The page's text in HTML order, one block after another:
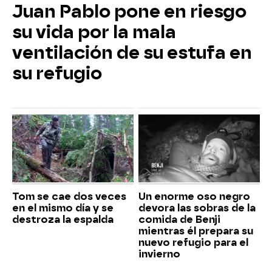
Juan Pablo pone en riesgo
su vida por la mala
ventilación de su estufa en
su refugio
Tom se cae dos veces
en el mismo día y se
destroza la espalda
Un enorme oso negro
devora las sobras de la
comida de Benji
mientras él prepara su
nuevo refugio para el
invierno